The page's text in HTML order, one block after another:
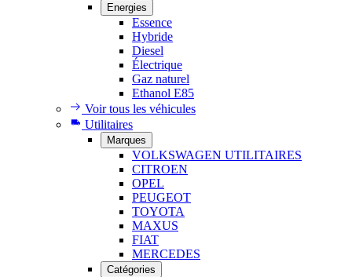
Energies
Essence
Hybride
Diesel
Électrique
Gaz naturel
Ethanol E85
Voir tous les véhicules
Utilitaires
Marques
VOLKSWAGEN UTILITAIRES
CITROEN
OPEL
PEUGEOT
TOYOTA
MAXUS
FIAT
MERCEDES
Catégories